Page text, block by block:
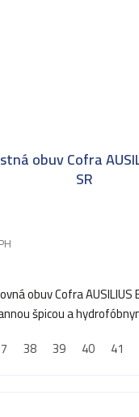
obuv Cofra
SR
obuv Cofra AUSILIUS
špicou a
38 39 40 41